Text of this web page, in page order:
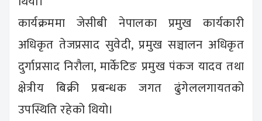
कार्यक्रममा जेसीबी नेपालका प्रमुख कार्यकारी
अधिकृत तेजप्रसाद सुवेदी, प्रमुख सञ्चालन अधिकृत
दुर्गाप्रसाद निरौला, मार्केटिङ प्रमुख पंकज यादव तथा
क्षेत्रीय बिक्री प्रबन्धक जगत ढुंगेललगायतको
उपस्थिति रहेको थियो।